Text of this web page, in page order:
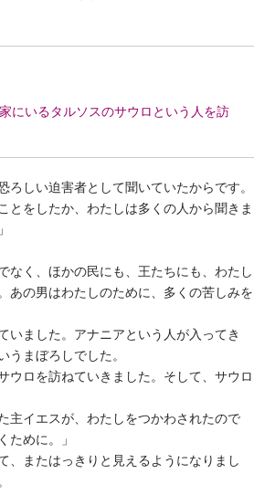
にいるタルソスのサウロという人を訪
しい迫害者として聞いていたからです。
とをしたか、わたしは多くの人から聞きま
く、ほかの民にも、王たちにも、わたし
あの男はわたしのために、多くの苦しみを
いました。アナニアという人が入ってき
うまぼろしでした。
ウロを訪ねていきました。そして、サウロ
イエスが、わたしをつかわされたので
ために。」
またはっきりと見えるようになりまし